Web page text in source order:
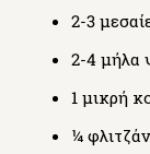
2-3
2-4 μήλα
1 μικρή
¼